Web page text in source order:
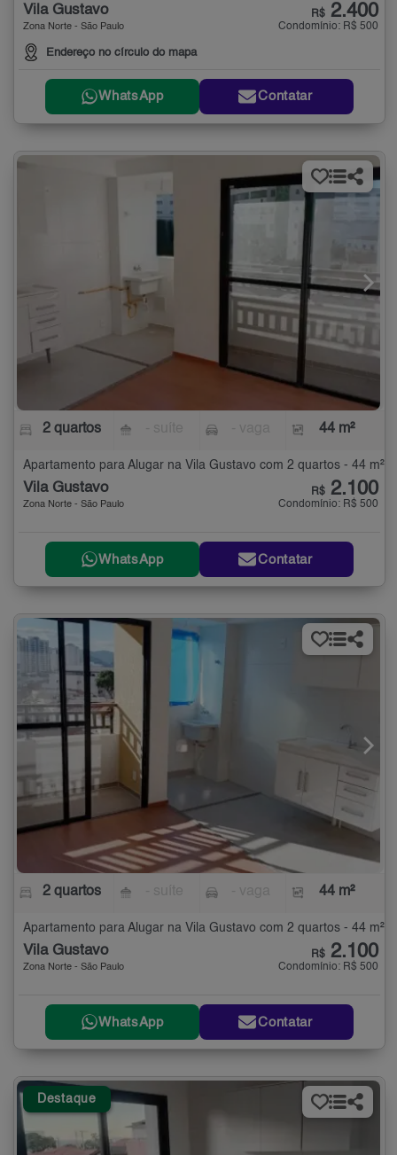
Vila Gustavo
Zona Norte - São Paulo
Endereço no círculo do mapa
R$ 2.400
Condomínio: R$ 500
WhatsApp Contatar
2 quartos 44 m²
Apartamento para Alugar na Vila Gustavo com 2 quartos - 44 m²
Vila Gustavo
Zona Norte - São Paulo
R$ 2.100
Condomínio: R$ 500
WhatsApp Contatar
2 quartos 44 m²
Apartamento para Alugar na Vila Gustavo com 2 quartos - 44 m²
Vila Gustavo
Zona Norte - São Paulo
R$ 2.100
Condomínio: R$ 500
WhatsApp Contatar
Destaque